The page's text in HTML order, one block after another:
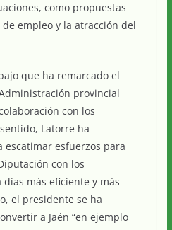
como propuestas
empleo y la atracción del
que ha remarcado el
provincial
con los
Latorre ha
escatimar esfuerzos para
con los
más eficiente y más
el presidente se ha
a Jaén “en ejemplo